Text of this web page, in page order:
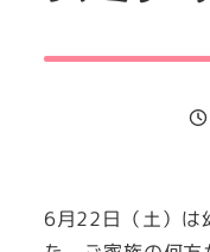
6月22日（土）は